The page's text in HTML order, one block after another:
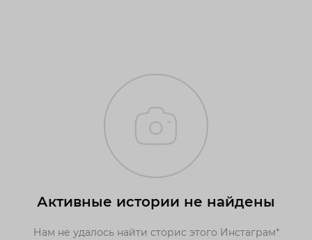
Активные истории не найдены
Нам не удалось найти сторис этого Инстаграм*